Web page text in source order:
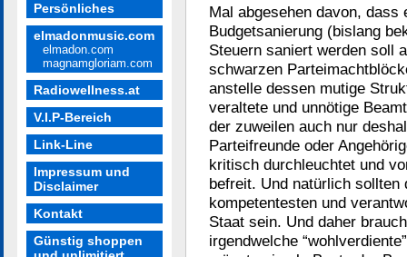
Persönliches
elmadonmusic.com
elmadon.com
magnamgloriam.com
Radiowellness.at
V.I.P-Bereich
Link-Line
Impressum und
Disclaimer
Kontakt
Günstig shoppen
Mal abgesehen davon,
Budgetsanierung (bislang
Steuern saniert werden soll
schwarzen
anstelle dessen mutige
veraltete und unnötige
der zuweilen auch nur
Parteifreunde oder
kritisch durchleuchtet und
befreit. Und natürlich
kompetentesten und
Staat sein. Und daher
irgendwelche